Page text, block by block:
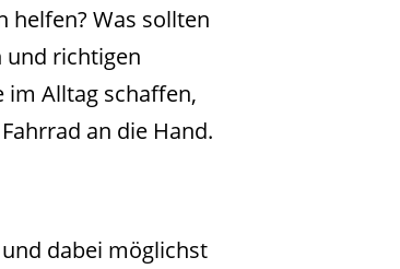
helfen? Was sollten
und richtigen
im Alltag schaffen,
an die Hand.
dabei möglichst